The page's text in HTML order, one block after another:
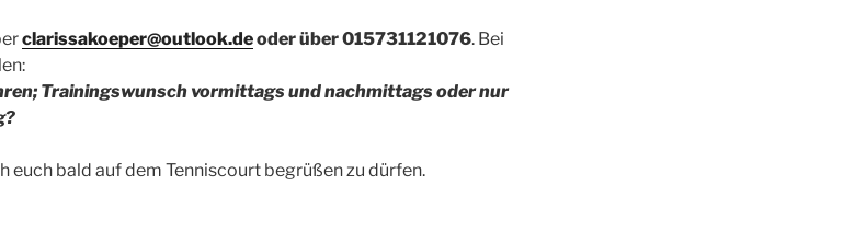
clarissakoeper@outlook.deoder über 015731121076. Bei
Trainingswunsch vormittags und nachmittags oder nur
euch bald auf dem Tenniscourt begrüßen zu dürfen.